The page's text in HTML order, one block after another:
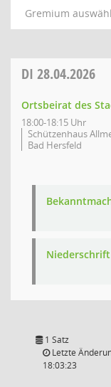
Gremium
DI 28.04.2026
Ortsbeirat des
18:00-18:15 Uhr
Schützenhaus
Bad Hersfeld
1 Satz
Letzte
18:03:23